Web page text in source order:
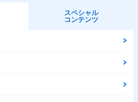
スペシャル
コンテンツ